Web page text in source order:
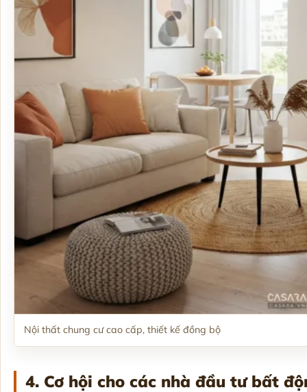
Nội thất chung cư cao cấp, thiết kế đồng bộ
4. Cơ hội cho các nhà đầu tư bất